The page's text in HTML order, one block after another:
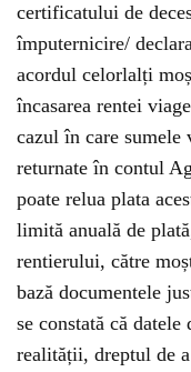
certificatului de
împuternicire/
acordul celorlalți
încasarea rentei
cazul în care
returnate în contul
poate relua plata
limită anuală de
rentierului, către
bază documentele
se constată că
realității, dreptul de